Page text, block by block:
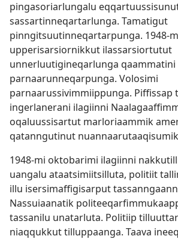
pingasoriarlungalu
sassartinneqartarlunga. Tamatigut
pinngitsuutinneqartarpunga. 1948-
upperisarsiornikkut ilassarsiortutut
unnerluutigineqarlunga qaammatini
parnaarunneqarpunga. Volosimi
parnaarussivimmiippunga. Piffissap
ingerlanerani ilagiinni
oqaluussisartut marloriaammik
qatanngutinut
1948-mi oktobarimi ilagiinni
uangalu ataatsimiitsilluta, politiit
illu isersimaffigisarput
Nassuiaanatik
tassanilu unatarluta. Politiip
niaqqukkut tilluppaanga. Taava